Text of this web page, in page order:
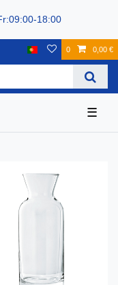
18:00
0 0,00 €
☰